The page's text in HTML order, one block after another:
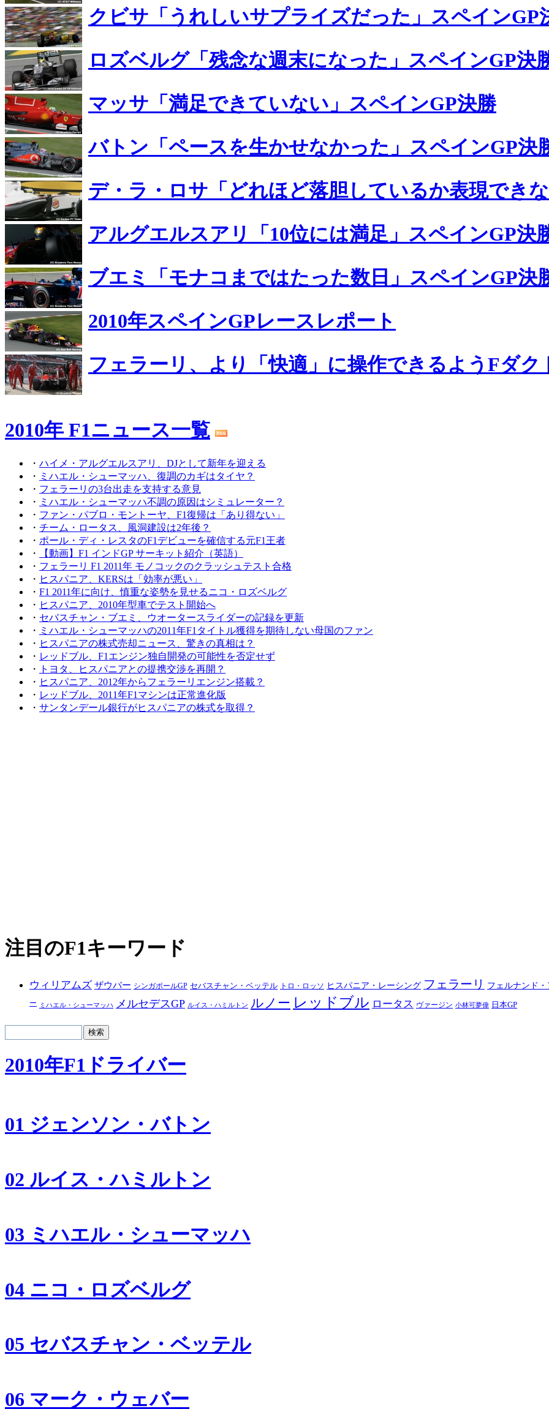
クビサ「うれしいサプライズだった」スペインGP
ロズベルグ「残念な週末になった」スペインGP決
マッサ「満足できていない」スペインGP決勝
バトン「ペースを生かせなかった」スペインGP決
デ・ラ・ロサ「どれほど落胆しているか表現でき
アルグエルスアリ「10位には満足」スペインGP決
ブエミ「モナコまではたった数日」スペインGP決
2010年スペインGPレースレポート
フェラーリ、より「快適」に操作できるようFダク
2010年 F1ニュース一覧
・ ハイメ・アルグエルスアリ、DJとして新年を迎える
・ ミハエル・シューマッハ、復調のカギはタイヤ？
・ フェラーリの3台出走を支持する意見
・ ミハエル・シューマッハ不調の原因はシミュレーター？
・ ファン・パブロ・モントーヤ、F1復帰は「あり得ない」
・ チーム・ロータス、風洞建設は2年後？
・ ポール・ディ・レスタのF1デビューを確信する元F1王者
・
【動画】F1 インドGP サーキット紹介（英語）
・ フェラーリ F1 2011年 モノコックのクラッシュテスト合格
・ ヒスパニア、KERSは「効率が悪い」
・ F1 2011年に向け、慎重な姿勢を見せるニコ・ロズベルグ
・ ヒスパニア、2010年型車でテスト開始へ
・ セバスチャン・ブエミ、ウオータースライダーの記録を更新
・ ミハエル・シューマッハの2011年F1タイトル獲得を期待しない母国のファン
・ ヒスパニアの株式売却ニュース、驚きの真相は？
・ レッドブル、F1エンジン独自開発の可能性を否定せず
・
トヨタ、ヒスパニアとの提携交渉を再開？
・ ヒスパニア、2012年からフェラーリエンジン搭載？
・ レッドブル、2011年F1マシンは正常進化版
・ サンタンデール銀行がヒスパニアの株式を取得？
注目のF1キーワード
ウィリアムズ ザウバー シンガポールGP セバスチャン・ベッテル トロ・ロッソ ヒスパニア・レーシング フェラーリ フェルナンド・
ー ミハエル・シューマッハ メルセデスGP ルイス・ハミルトン ルノー レッドブル ロータス ヴァージン 小林可夢偉 日本GP
2010年F1ドライバー
01 ジェンソン・バトン
02 ルイス・ハミルトン
03 ミハエル・シューマッハ
04 ニコ・ロズベルグ
05 セバスチャン・ベッテル
06 マーク・ウェバー